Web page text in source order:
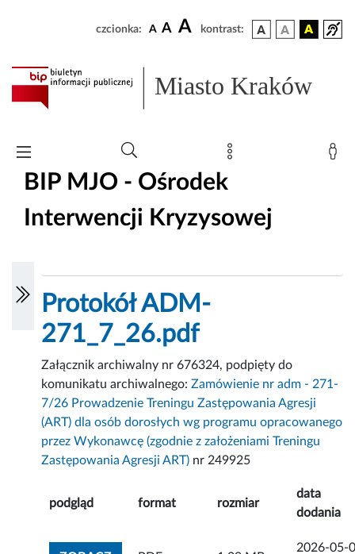
czcionka: A A A kontrast:
Miasto Kraków
BIP MJO - Ośrodek
Interwencji Kryzysowej
Protokół ADM-
271_7_26.pdf
Załącznik archiwalny nr 676324, podpięty do
komunikatu archiwalnego:Zamówienie nr adm - 271-
7/26 Prowadzenie Treningu Zastępowania Agresji
(ART) dla osób dorosłych wg programu opracowanego
przez Wykonawcę (zgodnie z założeniami Treningu
Zastępowania Agresji ART) nr 249925
podgląd format rozmiar
data
dodania
2026-05-